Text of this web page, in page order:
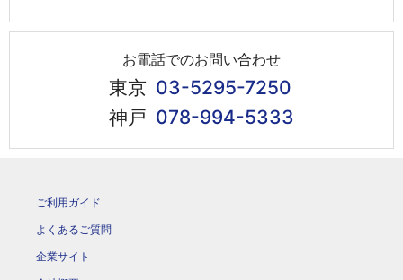
お電話でのお問い合わせ
東京 03-5295-7250
神戸 078-994-5333
ご利用ガイド
よくあるご質問
企業サイト